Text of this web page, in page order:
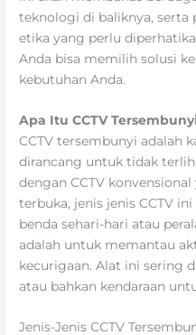
teknologi di baliknya,
etika yang perlu
Anda bisa memilih solusi
kebutuhan Anda.
Apa Itu CCTV
CCTV tersembunyi adalah
dirancang untuk tidak
dengan CCTV
terbuka, jenis jenis CCTV
benda sehari-hari atau
adalah untuk memantau
kecurigaan. Alat ini sering
atau bahkan kendaraan
Jenis-Jenis CCTV